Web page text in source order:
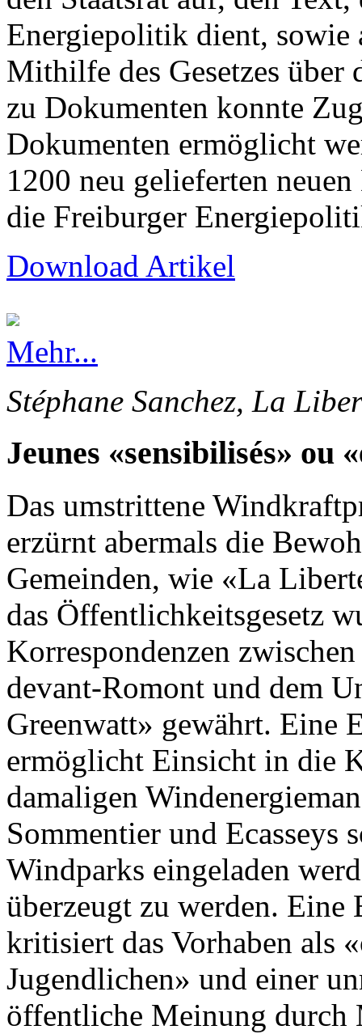
Energiepolitik dient, sowie
Mithilfe des Gesetzes
zu Dokumenten konnte
Dokumenten ermöglicht
1200 neu gelieferten
die Freiburger
Download Artikel
Mehr...
Stéphane Sanchez, La
Jeunes «sensibilisés» ou
Das umstrittene
erzürnt abermals die
Gemeinden, wie «La
das Öffentlichkeitsgesetz
Korrespondenzen
devant-Romont und dem
Greenwatt» gewährt. Eine
ermöglicht Einsicht in die
damaligen
Sommentier und Ecasseys
Windparks eingeladen
überzeugt zu werden.
kritisiert das Vorhaben als
Jugendlichen» und einer
öffentliche Meinung durch